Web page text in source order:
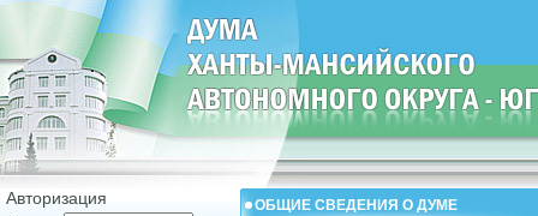
Авторизация ОБЩИЕ СВЕДЕНИЯ О ДУМЕ